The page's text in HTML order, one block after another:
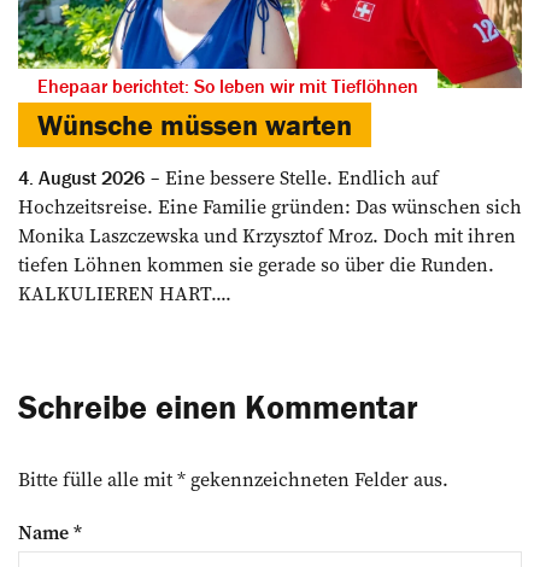
Ehepaar berichtet: So leben wir mit Tieflöhnen
Wünsche müssen warten
4. August 2026
Eine bessere Stelle. Endlich auf
Hochzeitsreise. Eine Familie gründen: Das wünschen sich
Monika Laszczewska und Krzysztof Mroz. Doch mit ihren
tiefen Löhnen kommen sie gerade so über die Runden.
KALKULIEREN HART....
Schreibe einen Kommentar
Bitte fülle alle mit * gekennzeichneten Felder aus.
Name*